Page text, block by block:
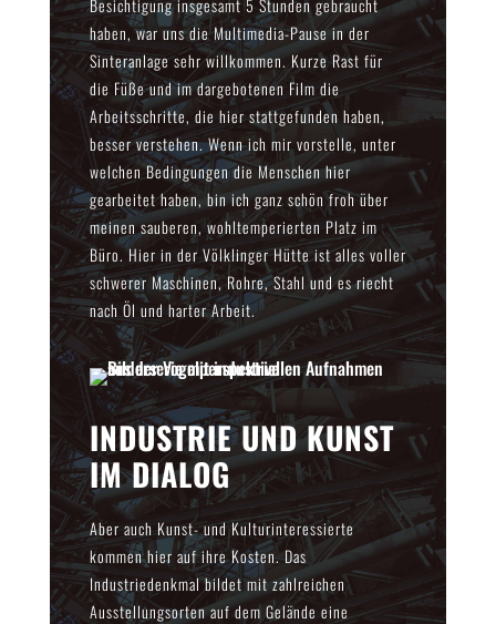
Besichtigung insgesamt 5 Stunden gebraucht
haben, war uns die Multimedia-Pause in der
Sinteranlage sehr willkommen. Kurze Rast für
die Füße und im dargebotenen Film die
Arbeitsschritte, die hier stattgefunden haben,
besser verstehen. Wenn ich mir vorstelle, unter
welchen Bedingungen die Menschen hier
gearbeitet haben, bin ich ganz schön froh über
meinen sauberen, wohltemperierten Platz im
Büro. Hier in der Völklinger Hütte ist alles voller
schwerer Maschinen, Rohre, Stahl und es riecht
nach Öl und harter Arbeit.
INDUSTRIE UND KUNST
IM DIALOG
Aber auch Kunst- und Kulturinteressierte
kommen hier auf ihre Kosten. Das
Industriedenkmal bildet mit zahlreichen
Ausstellungsorten auf dem Gelände eine